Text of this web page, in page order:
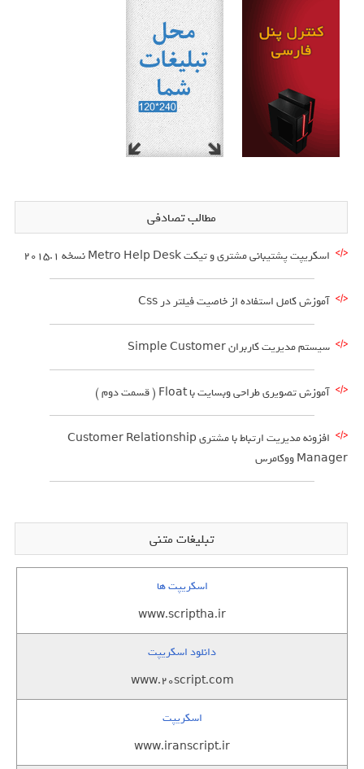
مطالب تصادفی
اسکریپت پشتیبانی مشتری و تیکت Metro Help Desk نسخه ۲۰۱۵.۱
آموزش کامل استفاده از خاصیت فیلتر در Css
سیستم مدیریت کاربران Simple Customer
آموزش تصویری طراحی وبسایت با Float ( قسمت دوم )
افزونه مدیریت ارتباط با مشتری Customer Relationship
Manager ووکامرس
تبلیغات متنی
اسکریپت ها
www.scriptha.ir
دانلود اسکریپت
www.20script.com
اسکریپت
www.iranscript.ir